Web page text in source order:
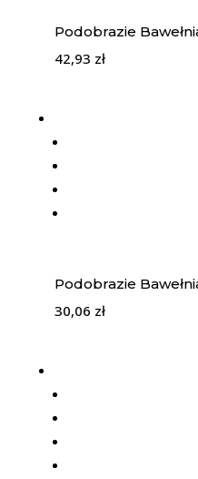
Podobrazie
42,93 zł
Podobrazie
30,06 zł